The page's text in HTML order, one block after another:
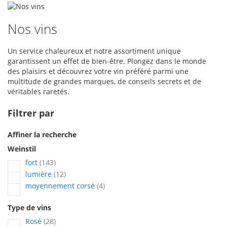
Nos vins
Un service chaleureux et notre assortiment unique
garantissent un effet de bien-être. Plongez dans le monde
des plaisirs et découvrez votre vin préféré parmi une
multitude de grandes marques, de conseils secrets et de
véritables raretés.
Filtrer par
Affiner la recherche
Weinstil
fort 143articles
lumière 12articles
moyennement corsé 4articles
Type de vins
Rosé 28articles